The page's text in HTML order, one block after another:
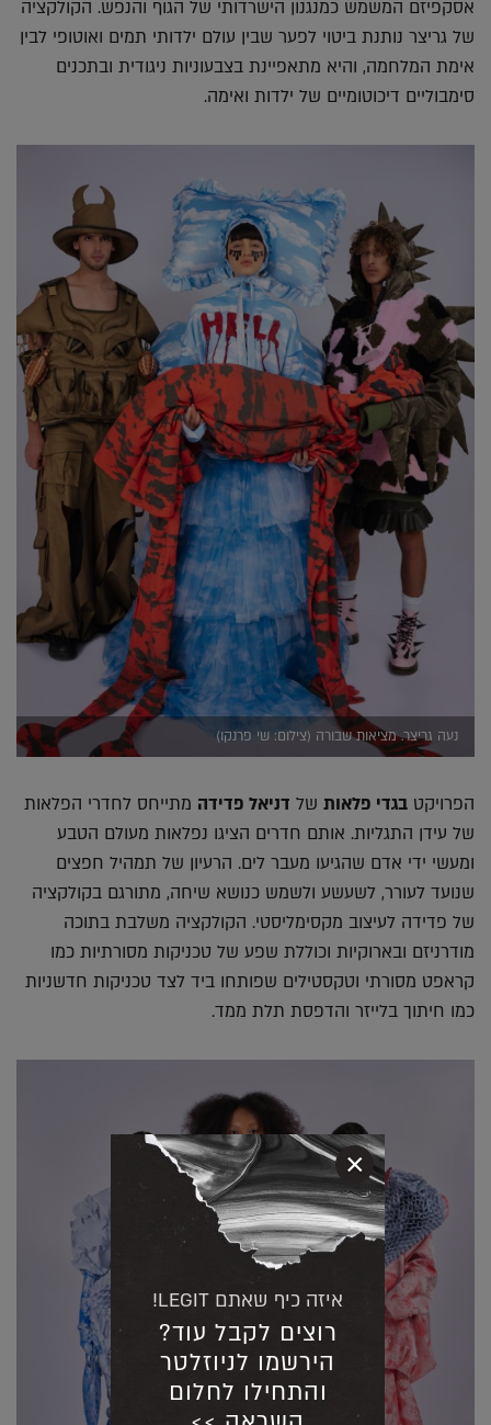
אסקפיזם המשמש כמנגנון הישרדותי של הגוף והנפש. הקולקציה
של גריצר נותנת ביטוי לפער שבין עולם ילדותי תמים ואוטופי לבין
אימת המלחמה, והיא מתאפיינת בצבעוניות ניגודית ובתכנים
סימבוליים דיכוטומיים של ילדות ואימה.
נעה גריצר. מציאות שבורה (צילום: שי פרנקו)
הפרויקט בגדי פלאות של דניאל פדידה מתייחס לחדרי הפלאות
של עידן התגליות. אותם חדרים הציגו נפלאות מעולם הטבע
ומעשי ידי אדם שהגיעו מעבר לים. הרעיון של תמהיל חפצים
שנועד לעורר, לשעשע ולשמש כנושא שיחה, מתורגם בקולקציה
של פדידה לעיצוב מקסימליסטי. הקולקציה משלבת בתוכה
מודרניזם ובארוקיות וכוללת שפע של טכניקות מסורתיות כמו
קראפט מסורתי וטקסטילים שפותחו ביד לצד טכניקות חדשניות
כמו חיתוך בלייזר והדפסת תלת ממד.
איזה כיף שאתם LEGIT!
רוצים לקבל עוד?
הירשמו לניוזלטר
והתחילו לחלום
×